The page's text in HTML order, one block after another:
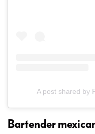
A post shared by
Bartender